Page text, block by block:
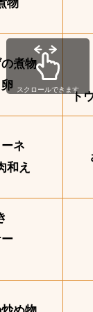
物
煮物
ト
ネ
和え
スクロールできます